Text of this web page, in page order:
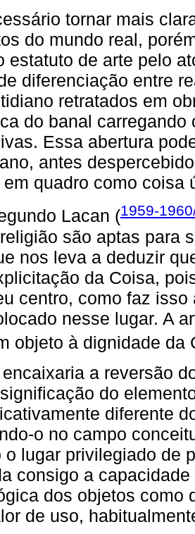
tornar mais
do mundo real,
estatuto de arte pelo
diferenciação entre
retratados em
do banal
Essa abertura
antes
quadro como coisa
Lacan (1959-
são aptas para
nos leva a deduzir
da Coisa,
centro, como faz
nesse lugar. A
objeto à dignidade da
a reversão
do
diferente
o no campo
o lugar privilegiado de
consigo a
dos objetos como
de uso,